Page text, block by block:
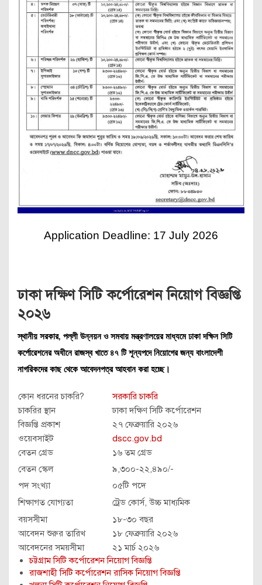
Application Deadline: 17 July 2026
ঢাকা দক্ষিণ সিটি কর্পোরেশন নিয়োগ বিজ্ঞপ্তি
২০২৬
স্থানীয় সরকার, পল্লী উন্নয়ন ও সমবায় মন্ত্রণালয়ের মাধ্যমে ঢাকা দক্ষিন সিটি
কর্পোরেশনের অধীনে রাজস্ব খাতে ৪৭ টি শূন্যপদে নিয়োগের জন্য বাংলাদেশী
নাগরিকদের কাছ থেকে আবেদনপত্র আহবান করা হচ্ছে।
কোন ধরনের চাকরি?
সরকারি চাকরি
চাকরির স্থান
ঢাকা দক্ষিণ সিটি কর্পোরেশন
বিজ্ঞপ্তি প্রকাশ
২৭ ফেব্রুয়ারি ২০২৬
ওয়েবসাইট
dscc.gov.bd
বেতন গ্রেড
১৬ তম গ্রেড
বেতন স্কেল
৯,৩০০-২২,৪৯০/-
পদ সংখ্যা
০৫টি পদে
শিক্ষাগত যোগ্যতা
ট্রেড কোর্স, উচ্চ মাধ্যমিক
বয়সসীমা
১৮-৩০ বছর
আবেদন শুরুর তারিখ
১৮ ফেব্রুয়ারি ২০২৬
আবেদনের সময়সীমা
২১ মার্চ ২০২৬
চট্টগ্রাম সিটি কর্পোরেশন নিয়োগ বিজ্ঞপ্তি
রাজশাহী সিটি কর্পোরেশন রাসিক নিয়োগ বিজ্ঞপ্তি